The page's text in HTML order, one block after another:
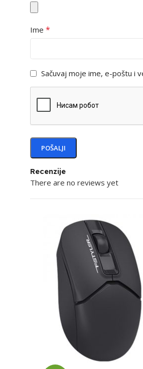
Recenzije
There are no reviews yet
Ime *
Sačuvaj moje ime, e-poštu i